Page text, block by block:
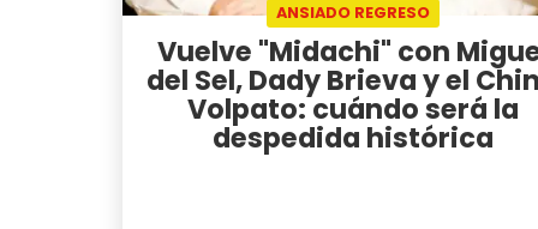
ANSIADO REGRESO
Vuelve "Midachi" con
del Sel, Dady Brieva y el
Volpato: cuándo será la
despedida histórica